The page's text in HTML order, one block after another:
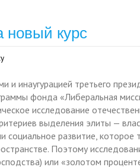
новый курс
инаугурацией третьего
фонда «Либеральная
исследование
выделения элиты —
социальное развитие, которое
Поэтому
или «золотом